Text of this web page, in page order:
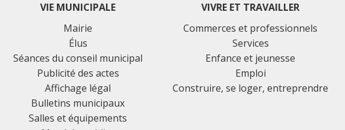
VIE MUNICIPALE
Mairie
Élus
Séances du conseil municipal
Publicité des actes
Affichage légal
Bulletins municipaux
Salles et équipements
VIVRE ET TRAVAILLER
Commerces et professionnels
Services
Enfance et jeunesse
Emploi
Construire, se loger, entreprendre